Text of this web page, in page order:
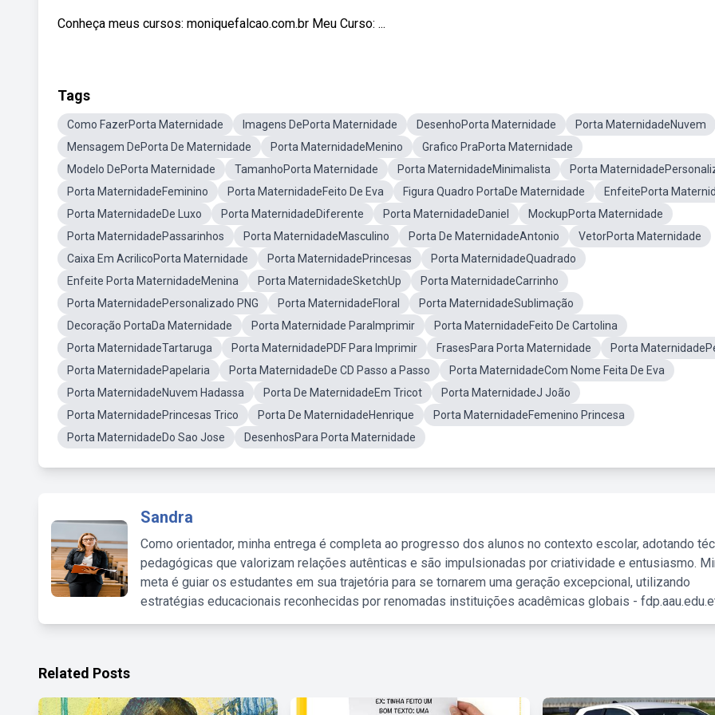
Conheça meus cursos: moniquefalcao.com.br Meu Curso: ...
Tags
Como FazerPorta Maternidade Imagens DePorta Maternidade DesenhoPorta Maternidade
Porta MaternidadeNuvem
Mensagem DePorta De Maternidade
Porta MaternidadeMenino
Grafico PraPorta Maternidade
Modelo DePorta Maternidade
TamanhoPorta Maternidade Porta MaternidadeMinimalista
Porta
Porta MaternidadeFeminino
Porta MaternidadeFeito De Eva Figura Quadro PortaDe Maternidade
EnfeitePorta
Porta MaternidadeDe Luxo
Porta MaternidadeDiferente Porta MaternidadeDaniel
MockupPorta Maternidade
Porta MaternidadePassarinhos
Porta MaternidadeMasculino Porta De MaternidadeAntonio
VetorPorta Maternidade
Caixa Em AcrilicoPorta Maternidade
Porta MaternidadePrincesas
Porta MaternidadeQuadrado
Enfeite Porta MaternidadeMenina
Porta MaternidadeSketchUp
Porta MaternidadeCarrinho
Porta MaternidadePersonalizado PNG
Porta MaternidadeFloral
Porta MaternidadeSublimação
Decoração PortaDa Maternidade
Porta Maternidade ParaImprimir
Porta MaternidadeFeito De Cartolina
Porta MaternidadeTartaruga
Porta MaternidadePDF Para Imprimir FrasesPara Porta Maternidade
Porta
Porta MaternidadePapelaria
Porta MaternidadeDe CD Passo a Passo
Porta MaternidadeCom Nome Feita De Eva
Porta MaternidadeNuvem Hadassa
Porta De MaternidadeEm Tricot
Porta MaternidadeJ João
Porta MaternidadePrincesas Trico
Porta De MaternidadeHenrique
Porta MaternidadeFemenino Princesa
Porta MaternidadeDo Sao Jose
DesenhosPara Porta Maternidade
Sandra
Como orientador, minha entrega é completa ao progresso dos alunos no contexto escolar, adotando
pedagógicas que valorizam relações autênticas e são impulsionadas por criatividade e entusiasmo.
meta é guiar os estudantes em sua trajetória para se tornarem uma geração excepcional, utilizando
estratégias educacionais reconhecidas por renomadas instituições acadêmicas globais -
Related Posts